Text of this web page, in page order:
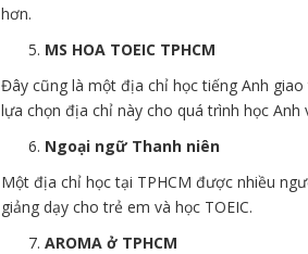
hơn.
MS HOA TOEIC TPHCM
Đây cũng là một địa chỉ học tiếng Anh
lựa chọn địa chỉ này cho quá trình học Anh
Ngoại ngữ Thanh niên
Một địa chỉ học tại TPHCM được nhiều
giảng dạy cho trẻ em và học TOEIC.
AROMA ở TPHCM